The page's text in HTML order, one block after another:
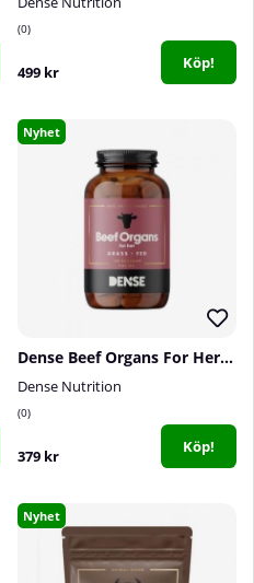
0
499 kr Köp!
Nyhet
Dense Beef Organs For Her, 180 caps
Dense Nutrition
0
379 kr Köp!
Nyhet